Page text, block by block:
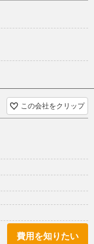
この会社をクリップ
費用を知りたい